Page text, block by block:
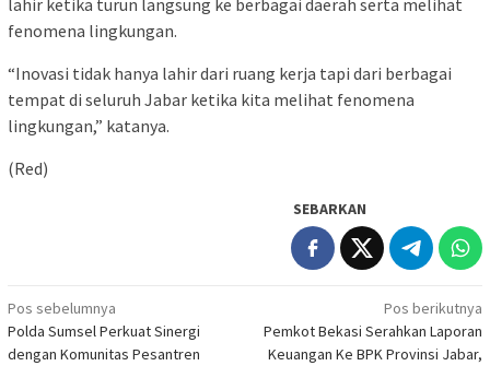
lahir ketika turun langsung ke berbagai daerah serta melihat
fenomena lingkungan.
“Inovasi tidak hanya lahir dari ruang kerja tapi dari berbagai
tempat di seluruh Jabar ketika kita melihat fenomena
lingkungan,” katanya.
(Red)
SEBARKAN
Navigasi
pos
Pos sebelumnya
Polda Sumsel Perkuat Sinergi
dengan Komunitas Pesantren
Pos berikutnya
Pemkot Bekasi Serahkan Laporan
Keuangan Ke BPK Provinsi Jabar,